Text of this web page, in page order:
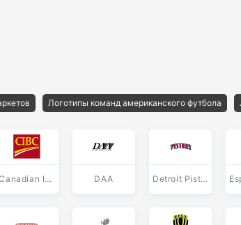
Логотипы команд американского футбола
Canadian Imperial Bank Of Commerce DAA Detroit Pistons